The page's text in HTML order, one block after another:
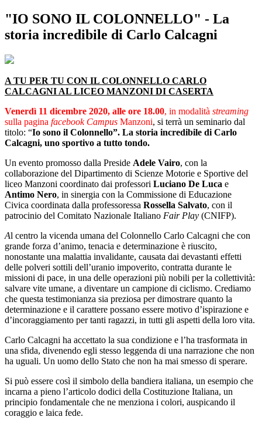
"IO SONO IL COLONNELLO" - La
storia incredibile di Carlo Calcagni
A TU PER TU CON IL COLONNELLO CARLO
CALCAGNI AL LICEO MANZONI DI CASERTA
Venerdì 11 dicembre 2020, alle ore 18.00, in modalità streaming
sulla pagina facebook Campus Manzoni, si terrà un seminario dal
titolo: “Io sono il Colonnello”. La storia incredibile di Carlo
Calcagni, uno sportivo a tutto tondo.
Un evento promosso dalla Preside Adele Vairo, con la
collaborazione del Dipartimento di Scienze Motorie e Sportive del
liceo Manzoni coordinato dai professori Luciano De Luca e
Antimo Nero, in sinergia con la Commissione di Educazione
Civica coordinata dalla professoressa Rossella Salvato, con il
patrocinio del Comitato Nazionale Italiano Fair Play (CNIFP).
Al centro la vicenda umana del Colonnello Carlo Calcagni che con
grande forza d’animo, tenacia e determinazione è riuscito,
nonostante una malattia invalidante, causata dai devastanti effetti
delle polveri sottili dell’uranio impoverito, contratta durante le
missioni di pace, in una delle operazioni più nobili per la collettività:
salvare vite umane, a diventare un campione di ciclismo. Crediamo
che questa testimonianza sia preziosa per dimostrare quanto la
determinazione e il carattere possano essere motivo d’ispirazione e
d’incoraggiamento per tanti ragazzi, in tutti gli aspetti della loro vita.
Carlo Calcagni ha accettato la sua condizione e l’ha trasformata in
una sfida, divenendo egli stesso leggenda di una narrazione che non
ha uguali. Un uomo dello Stato che non ha mai smesso di sperare.
Si può essere così il simbolo della bandiera italiana, un esempio che
incarna a pieno l’articolo dodici della Costituzione Italiana, un
principio fondamentale che ne menziona i colori, auspicando il
coraggio e laica fede.